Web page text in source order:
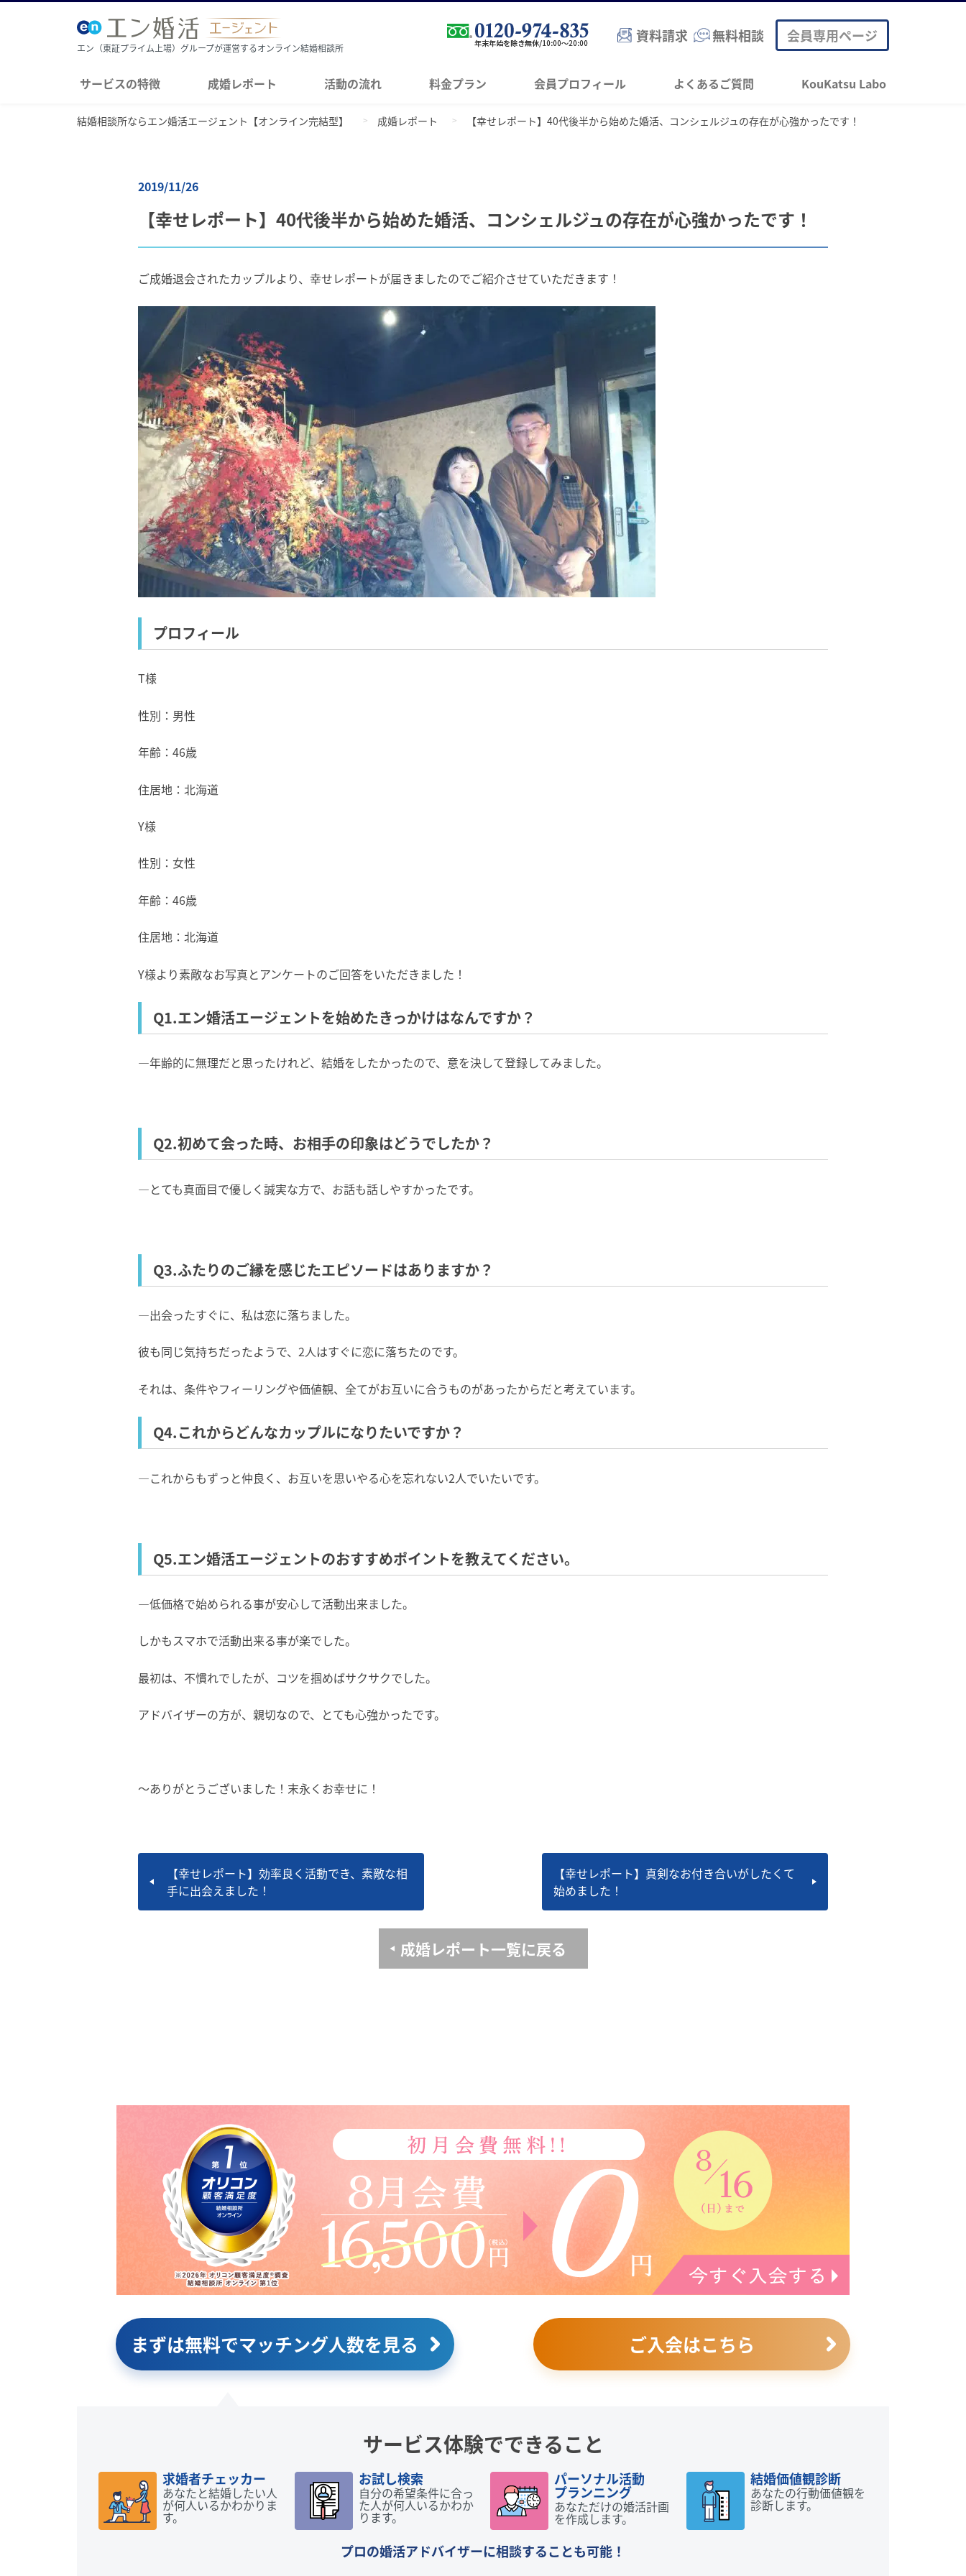
エン（東証プライム上場）グループが運営するオンライン結婚相談所
資料請求 無料相談 会員専用ページ
サービスの特徴 成婚レポート 活動の流れ 料金プラン 会員プロフィール よくあるご質問 KouKatsu Labo
結婚相談所ならエン婚活エージェント【オンライン完結型】 成婚レポート 【幸せレポート】40代後半から始めた婚活、コンシェルジュの存在が心強かったです！
2019/11/26
【幸せレポート】40代後半から始めた婚活、コンシェルジュの存在が心強かったです！
ご成婚退会されたカップルより、幸せレポートが届きましたのでご紹介させていただきます！
プロフィール
T様
性別：男性
年齢：46歳
住居地：北海道
Y様
性別：女性
年齢：46歳
住居地：北海道
Y様より素敵なお写真とアンケートのご回答をいただきました！
Q1.エン婚活エージェントを始めたきっかけはなんですか？
―年齢的に無理だと思ったけれど、結婚をしたかったので、意を決して登録してみました。
Q2.初めて会った時、お相手の印象はどうでしたか？
―とても真面目で優しく誠実な方で、お話も話しやすかったです。
Q3.ふたりのご縁を感じたエピソードはありますか？
―出会ったすぐに、私は恋に落ちました。
彼も同じ気持ちだったようで、 2人はすぐに恋に落ちたのです。
それは、条件やフィーリングや価値観、全てがお互いに合うものがあったからだと考えています。
Q4.これからどんなカップルになりたいですか？
―これからもずっと仲良く、お互いを思いやる心を忘れない2人でいたいです。
Q5.エン婚活エージェントのおすすめポイントを教えてください。
―低価格で始められる事が安心して活動出来ました。
しかもスマホで活動出来る事が楽でした。
最初は、不慣れでしたが、コツを掴めばサクサクでした。
アドバイザーの方が、親切なので、とても心強かったです。
～ありがとうございました！末永くお幸せに！
【幸せレポート】効率良く活動でき、素敵な相
手に出会えました！
【幸せレポート】真剣なお付き合いがしたくて
始めました！
成婚レポート一覧に戻る
まずは無料でマッチング人数を見る ご入会はこちら
サービス体験でできること
求婚者チェッカー
あなたと結婚したい人
が何人いるかわかりま
す。
お試し検索
自分の希望条件に合っ
た人が何人いるかわか
ります。
パーソナル活動
プランニング
あなただけの婚活計画
を作成します。
結婚価値観診断
あなたの行動価値観を
診断します。
プロの婚活アドバイザーに相談することも可能！